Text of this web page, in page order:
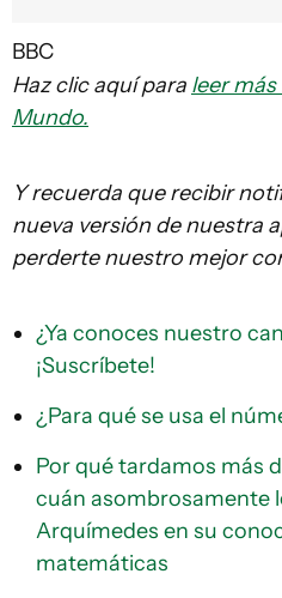
BBC
Haz clic aquí para leer más
Mundo.
Y recuerda que recibir
nueva versión de nuestra
perderte nuestro mejor
¿Ya conoces nuestro
¡Suscríbete!
¿Para qué se usa el
Por qué tardamos más
cuán asombrosamente
Arquímedes en su
matemáticas